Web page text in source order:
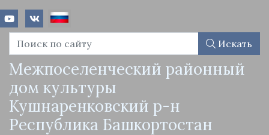
Искать
Межпоселенческий районный
дом культуры
Кушнаренковский р-н
Республика Башкортостан